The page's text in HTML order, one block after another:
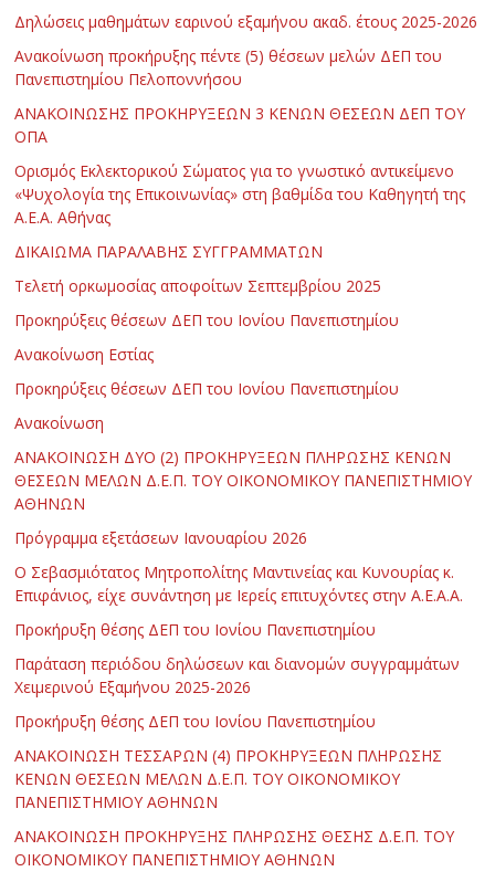
Δηλώσεις μαθημάτων εαρινού εξαμήνου ακαδ. έτους 2025-2026
Ανακοίνωση προκήρυξης πέντε (5) θέσεων μελών ΔΕΠ του
Πανεπιστημίου Πελοποννήσου
ΑΝΑΚΟΙΝΩΣΗΣ ΠΡΟΚΗΡΥΞΕΩΝ 3 ΚΕΝΩΝ ΘΕΣΕΩΝ ΔΕΠ ΤΟΥ
ΟΠΑ
Ορισμός Εκλεκτορικού Σώματος για το γνωστικό αντικείμενο
«Ψυχολογία της Επικοινωνίας» στη βαθμίδα του Καθηγητή της
Α.Ε.Α. Αθήνας
ΔΙΚΑΙΩΜΑ ΠΑΡΑΛΑΒΗΣ ΣΥΓΓΡΑΜΜΑΤΩΝ
Τελετή ορκωμοσίας αποφοίτων Σεπτεμβρίου 2025
Προκηρύξεις θέσεων ΔΕΠ του Ιονίου Πανεπιστημίου
Ανακοίνωση Εστίας
Προκηρύξεις θέσεων ΔΕΠ του Ιονίου Πανεπιστημίου
Ανακοίνωση
ΑΝΑΚΟΙΝΩΣΗ ΔΥΟ (2) ΠΡΟΚΗΡΥΞΕΩΝ ΠΛΗΡΩΣΗΣ ΚΕΝΩΝ
ΘΕΣΕΩΝ ΜΕΛΩΝ Δ.Ε.Π. ΤΟΥ ΟΙΚΟΝΟΜΙΚΟΥ ΠΑΝΕΠΙΣΤΗΜΙΟΥ
ΑΘΗΝΩΝ
Πρόγραμμα εξετάσεων Ιανουαρίου 2026
Ο Σεβασμιότατος Μητροπολίτης Μαντινείας και Κυνουρίας κ.
Επιφάνιος, είχε συνάντηση με Ιερείς επιτυχόντες στην Α.Ε.Α.Α.
Προκήρυξη θέσης ΔΕΠ του Ιονίου Πανεπιστημίου
Παράταση περιόδου δηλώσεων και διανομών συγγραμμάτων
Χειμερινού Εξαμήνου 2025-2026
Προκήρυξη θέσης ΔΕΠ του Ιονίου Πανεπιστημίου
ΑΝΑΚΟΙΝΩΣΗ ΤΕΣΣΑΡΩΝ (4) ΠΡΟΚΗΡΥΞΕΩΝ ΠΛΗΡΩΣΗΣ
ΚΕΝΩΝ ΘΕΣΕΩΝ ΜΕΛΩΝ Δ.Ε.Π. ΤΟΥ ΟΙΚΟΝΟΜΙΚΟΥ
ΠΑΝΕΠΙΣΤΗΜΙΟΥ ΑΘΗΝΩΝ
ΑΝΑΚΟΙΝΩΣΗ ΠΡΟΚΗΡΥΞΗΣ ΠΛΗΡΩΣΗΣ ΘΕΣΗΣ Δ.Ε.Π. ΤΟΥ
ΟΙΚΟΝΟΜΙΚΟΥ ΠΑΝΕΠΙΣΤΗΜΙΟΥ ΑΘΗΝΩΝ